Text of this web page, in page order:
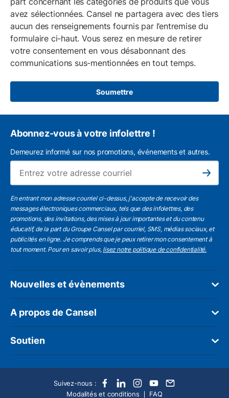
avez sélectionnées. Cansel ne partagera avec des tiers
aucun des renseignements fournis par l’entremise du
formulaire ci-haut. Vous serez en mesure de retirer
votre consentement en vous désabonnant des
communications sus-mentionnées en tout temps.
Soumettre
Abonnez-vous à votre infolettre !
Demeurez informé sur nos promotions, événements et autres.
Subscribe
En entrant mon adresse courriel ci-dessus, j'accepte de recevoir des
messages électroniques commerciaux, tels que des infolettres, des
promotions, des invitations, des mises à jour importantes et du contenu
éducatif, de la part du Groupe Cansel par courriel, SMS, médias sociaux, et
publicités en ligne. Je comprends que je peux retirer mon consentement à
tout moment. Pour en savoir plus, lisez notre politique de confidentialité.
Nouvelles et évènements
A propos de Cansel
Soutien
Suivez-nous :
Modalités et conditions
FAQ